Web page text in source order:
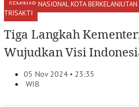
SEMINAR NASIONAL KOTA
TRISAKTI
Tiga Langkah
Wujudkan Visi
05 Nov 2024 • 23:35
WIB